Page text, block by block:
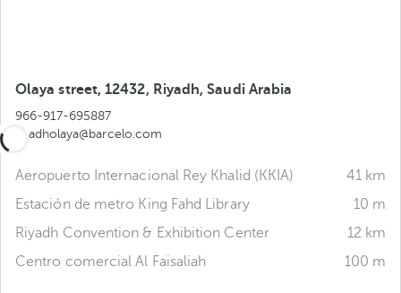
Olaya street, 12432, Riyadh, Saudi Arabia
966-917-695887
riyadholaya@barcelo.com
Aeropuerto Internacional Rey Khalid (KKIA)
41 km
Estación de metro King Fahd Library
10 m
Riyadh Convention & Exhibition Center
12 km
Centro comercial Al Faisaliah
100 m